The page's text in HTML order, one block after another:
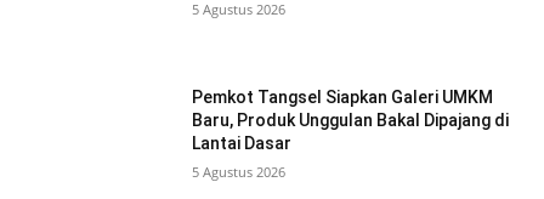
5 Agustus 2026
Pemkot Tangsel Siapkan Galeri UMKM
Baru, Produk Unggulan Bakal Dipajang di
Lantai Dasar
5 Agustus 2026